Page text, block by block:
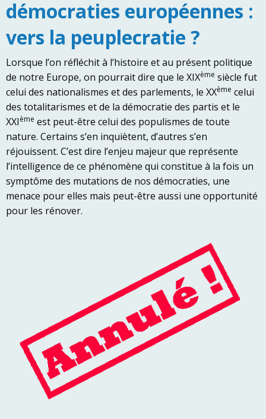
démocraties européennes :
vers la peuplecratie ?
Lorsque l’on réfléchit à l’histoire et au présent politique
de notre Europe, on pourrait dire que le XIXème siècle fut
celui des nationalismes et des parlements, le XXème celui
des totalitarismes et de la démocratie des partis et le
XXIème est peut-être celui des populismes de toute
nature. Certains s’en inquiètent, d’autres s’en
réjouissent. C’est dire l’enjeu majeur que représente
l’intelligence de ce phénomène qui constitue à la fois un
symptôme des mutations de nos démocraties, une
menace pour elles mais peut-être aussi une opportunité
pour les rénover.